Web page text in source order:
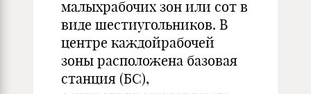
малыхрабочих зон или сот в
виде шестиугольников. В
центре каждойрабочей
зоны расположена базовая
станция (БС),